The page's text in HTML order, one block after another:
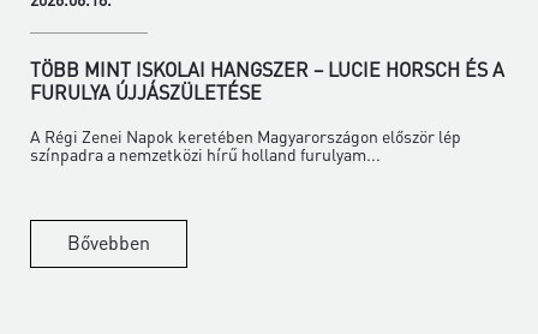
TÖBB MINT ISKOLAI HANGSZER – LUCIE HORSCH ÉS A
FURULYA ÚJJÁSZÜLETÉSE
A Régi Zenei Napok keretében Magyarországon először lép
színpadra a nemzetközi hírű holland furulyam...
Bővebben